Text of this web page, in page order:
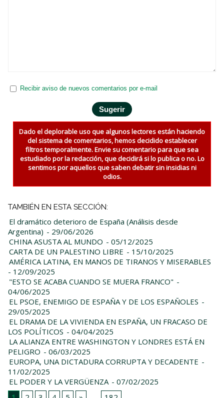
Recibir aviso de nuevos comentarios por e-mail
Dado el deplorable uso que algunos lectores están haciendo
del sistema de comentarios, hemos decidido establecer
filtros temporalmente. Envie su comentario para que sea
estudiado por la redacción, que decidirá si lo publica o no. Lo
sentimos por aquellos que saben debatir sin insidias ni
odios.
TAMBIÉN EN ESTA SECCIÓN:
El dramático deterioro de España (Análisis desde
Argentina) - 29/06/2026
CHINA ASUSTA AL MUNDO - 05/12/2025
CARTA DE UN PALESTINO LIBRE - 15/10/2025
AMÉRICA LATINA, EN MANOS DE TIRANOS Y MISERABLES
- 12/09/2025
"ESTO SE ACABA CUANDO SE MUERA FRANCO" -
04/06/2025
EL PSOE, ENEMIGO DE ESPAÑA Y DE LOS ESPAÑOLES -
29/05/2025
EL DRAMA DE LA VIVIENDA EN ESPAÑA, UN FRACASO DE
LOS POLÍTICOS - 04/04/2025
LA ALIANZA ENTRE WASHINGTON Y LONDRES ESTÁ EN
PELIGRO - 06/03/2025
EUROPA, UNA DICTADURA CORRUPTA Y DECADENTE -
11/02/2025
EL PODER Y LA VERGÜENZA - 07/02/2025